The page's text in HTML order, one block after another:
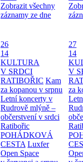
Zobrazit všechny
záznamy ze dne
26
14
KULTURA
V SRDCI
RATIBOŘIC Kam
za kopanou v srpnu
Letní koncerty v
Rudrově mlýně –
občerstvení v srdci
Ratibořic
POHÁDKOVÁ
CESTA Luxfer
Open Space
27
14
V
za